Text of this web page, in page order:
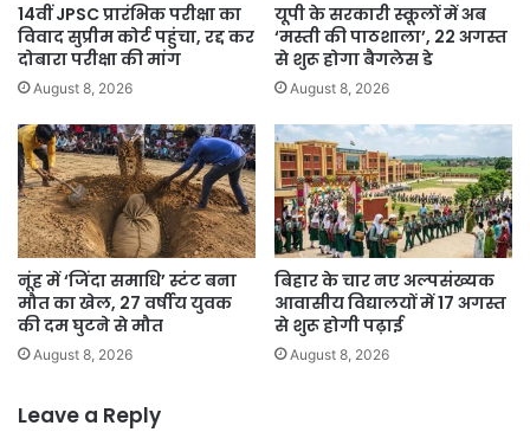
14वीं JPSC प्रारंभिक परीक्षा का
विवाद सुप्रीम कोर्ट पहुंचा, रद्द कर
दोबारा परीक्षा की मांग
August 8, 2026
यूपी के सरकारी स्कूलों में अब
‘मस्ती की पाठशाला’, 22 अगस्त
से शुरू होगा बैगलेस डे
August 8, 2026
नूंह में ‘जिंदा समाधि’ स्टंट बना
मौत का खेल, 27 वर्षीय युवक
की दम घुटने से मौत
August 8, 2026
बिहार के चार नए अल्पसंख्यक
आवासीय विद्यालयों में 17 अगस्त
से शुरू होगी पढ़ाई
August 8, 2026
Leave a Reply